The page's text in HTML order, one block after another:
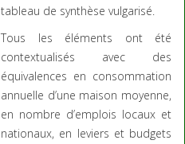
tableau de synthèse vulgarisé.
Tous les éléments ont été
contextualisés avec des
équivalences en consommation
annuelle d’une maison moyenne,
en nombre d’emplois locaux et
nationaux, en leviers et budgets